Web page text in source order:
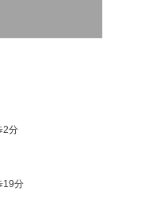
2分
19分